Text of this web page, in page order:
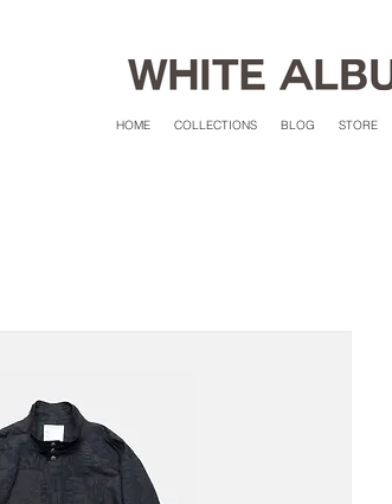
HOME COLLECTIONS BLOG STORE